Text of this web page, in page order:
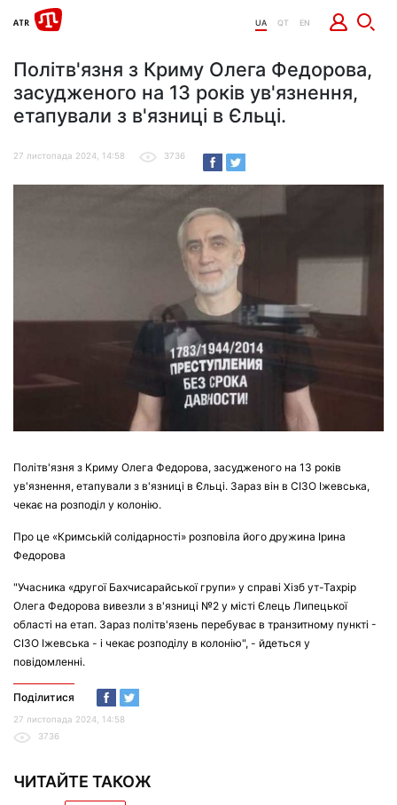
UA QT EN
Політв'язня з Криму Олега Федорова,
засудженого на 13 років ув'язнення,
етапували з в'язниці в Єльці.
27 листопада 2024, 14:58 3736
Політв'язня з Криму Олега Федорова, засудженого на 13 років
ув'язнення, етапували з в'язниці в Єльці. Зараз він в СІЗО Іжевська,
чекає на розподіл у колонію.
Про це «Кримській солідарності» розповіла його дружина Ірина
Федорова
"Учасника «другої Бахчисарайської групи» у справі Хізб ут-Тахрір
Олега Федорова вивезли з в'язниці №2 у місті Єлець Липецької
області на етап. Зараз політв'язень перебуває в транзитному пункті -
СІЗО Іжевська - і чекає розподілу в колонію", - йдеться у
повідомленні.
Поділитися
27 листопада 2024, 14:58
3736
ЧИТАЙТЕ ТАКОЖ